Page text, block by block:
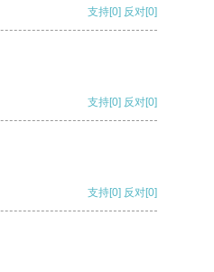
支持[0] 反对[0]
支持[0] 反对[0]
支持[0] 反对[0]